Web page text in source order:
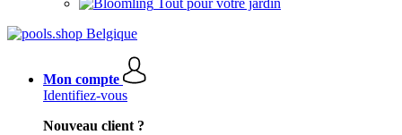
Tout pour votre jardin
Mon compte
Identifiez-vous
Nouveau client ?